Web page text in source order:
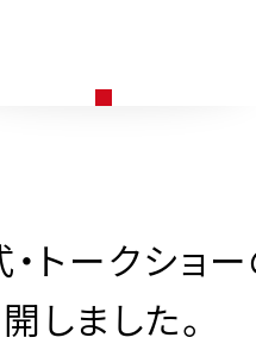
トークショ
開しました。